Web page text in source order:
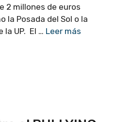
2 millones de euros
la Posada del Sol o la
la UP. El … Leer más